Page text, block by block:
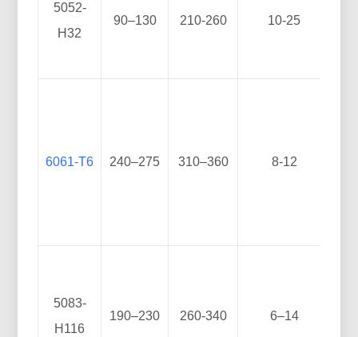
5052-
H32
90–130 210-260 10-25
6061-T6 240–275 310–360 8-12
5083-
H116
190–230 260-340 6–14